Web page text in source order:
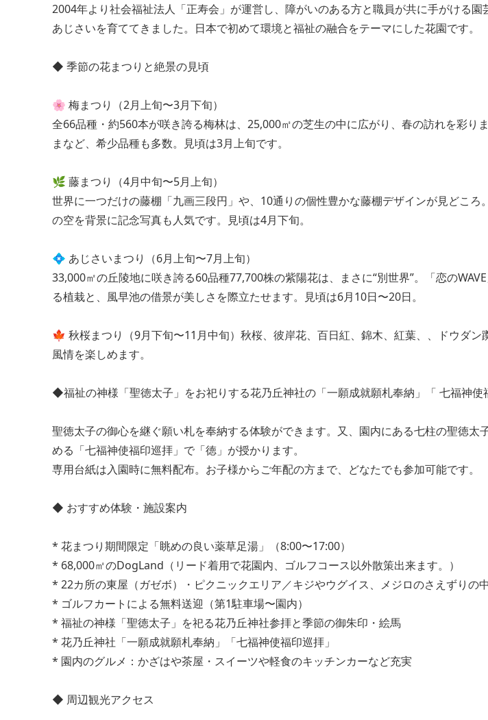
2004年より社会福祉法人「正寿会」が運営し、障がいのある方と職員が共に手がける園
あじさいを育ててきました。日本で初めて環境と福祉の融合をテーマにした花園です。
◆ 季節の花まつりと絶景の見頃
🌸 梅まつり（2月上旬〜3月下旬）
全66品種・約560本が咲き誇る梅林は、25,000㎡の芝生の中に広がり、春の訪れを彩り
まなど、希少品種も多数。見頃は3月上旬です。
🌿 藤まつり（4月中旬〜5月上旬）
世界に一つだけの藤棚「九画三段円」や、10通りの個性豊かな藤棚デザインが見どころ
の空を背景に記念写真も人気です。見頃は4月下旬。
💠 あじさいまつり（6月上旬〜7月上旬）
33,000㎡の丘陵地に咲き誇る60品種77,700株の紫陽花は、まさに“別世界”。「恋の
る植栽と、風早池の借景が美しさを際立たせます。見頃は6月10日〜20日。
🍁 秋桜まつり（9月下旬〜11月中旬）秋桜、彼岸花、百日紅、錦木、紅葉、、ドウダ
風情を楽しめます。
◆福祉の神様「聖徳太子」をお祀りする花乃丘神社の「一願成就願札奉納」「 七福神使
聖徳太子の御心を継ぐ願い札を奉納する体験ができます。又、園内にある七柱の聖徳太
める「七福神使福印巡拝」で「徳」が授かります。
専用台紙は入園時に無料配布。お子様からご年配の方まで、どなたでも参加可能です。
◆ おすすめ体験・施設案内
* 花まつり期間限定「眺めの良い薬草足湯」（8:00〜17:00）
* 68,000㎡のDogLand（リード着用で花園内、ゴルフコース以外散策出来ます。）
* 22カ所の東屋（ガゼボ）・ピクニックエリア／キジやウグイス、メジロのさえずりの
* ゴルフカートによる無料送迎（第1駐車場〜園内）
* 福祉の神様「聖徳太子」を祀る花乃丘神社参拝と季節の御朱印・絵馬
* 花乃丘神社「一願成就願札奉納」「七福神使福印巡拝」
* 園内のグルメ：かざはや茶屋・スイーツや軽食のキッチンカーなど充実
◆ 周辺観光アクセス